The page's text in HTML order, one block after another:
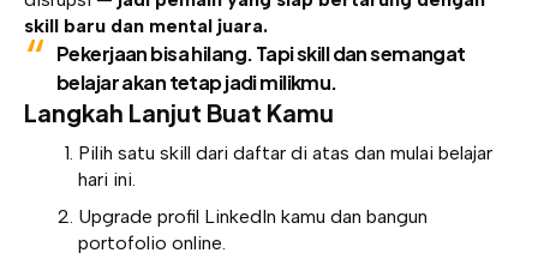
skill baru dan mental juara.
Pekerjaan bisa hilang. Tapi skill dan semangat
belajar akan tetap jadi milikmu.
Langkah Lanjut Buat Kamu
Pilih satu skill dari daftar di atas dan mulai belajar
hari ini.
Upgrade profil LinkedIn kamu dan bangun
portofolio online.